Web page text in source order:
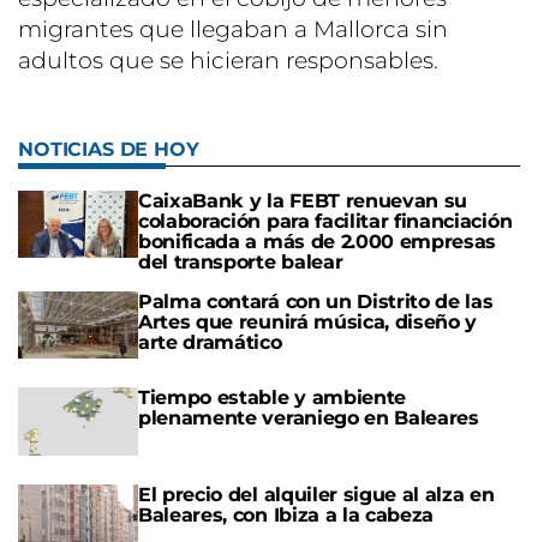
migrantes que llegaban a Mallorca sin
adultos que se hicieran responsables.
NOTICIAS DE HOY
CaixaBank y la FEBT renuevan su
colaboración para facilitar financiación
bonificada a más de 2.000 empresas
del transporte balear
Palma contará con un Distrito de las
Artes que reunirá música, diseño y
arte dramático
Tiempo estable y ambiente
plenamente veraniego en Baleares
El precio del alquiler sigue al alza en
Baleares, con Ibiza a la cabeza